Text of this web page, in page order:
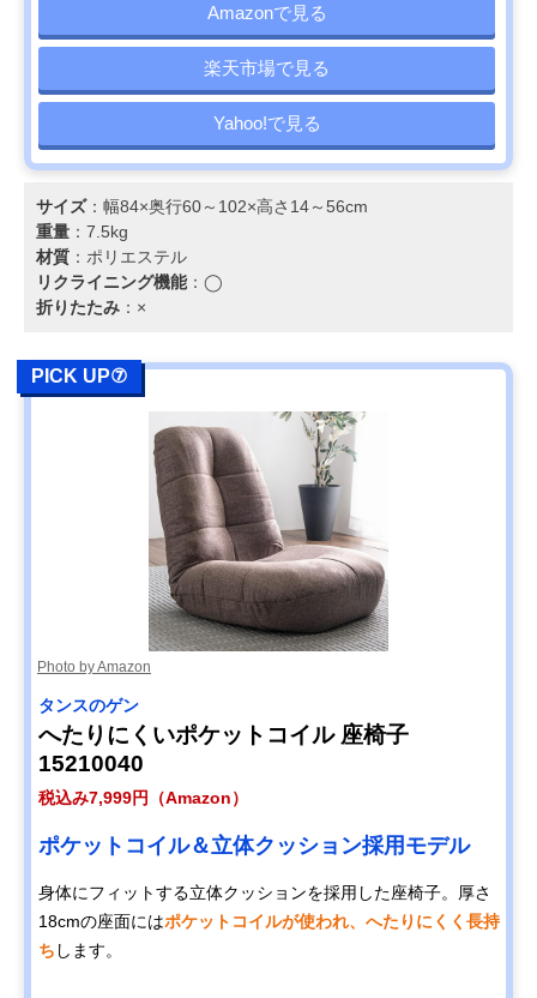
Amazonで見る
楽天市場で見る
Yahoo!で見る
サイズ：幅84×奥行60～102×高さ14～56cm
重量 ：7.5kg
材質 ：ポリエステル
リクライニング機能：◯
折りたたみ ：×
PICK UP⑦
Photo by Amazon
タンスのゲン
へたりにくいポケットコイル 座椅子
15210040
税込み7,999円（Amazon）
ポケットコイル＆立体クッション採用モデル
身体にフィットする立体クッションを採用した座椅子。厚さ
18cmの座面にはポケットコイルが使われ、へたりにくく長持
ち します。